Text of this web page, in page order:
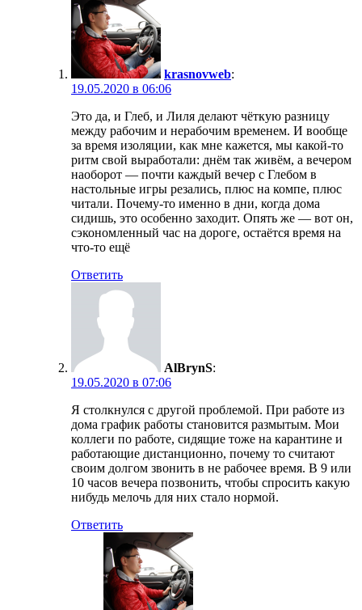
krasnovweb:
19.05.2020 в 06:06
Это да, и Глеб, и Лиля делают чёткую разницу
между рабочим и нерабочим временем. И вообще
за время изоляции, как мне кажется, мы какой-то
ритм свой выработали: днём так живём, а вечером
наоборот — почти каждый вечер с Глебом в
настольные игры резались, плюс на компе, плюс
читали. Почему-то именно в дни, когда дома
сидишь, это особенно заходит. Опять же — вот он,
сэкономленный час на дороге, остаётся время на
что-то ещё
Ответить
AlBrynS:
19.05.2020 в 07:06
Я столкнулся с другой проблемой. При работе из
дома график работы становится размытым. Мои
коллеги по работе, сидящие тоже на карантине и
работающие дистанционно, почему то считают
своим долгом звонить в не рабочее время. В 9 или
10 часов вечера позвонить, чтобы спросить какую
нибудь мелочь для них стало нормой.
Ответить